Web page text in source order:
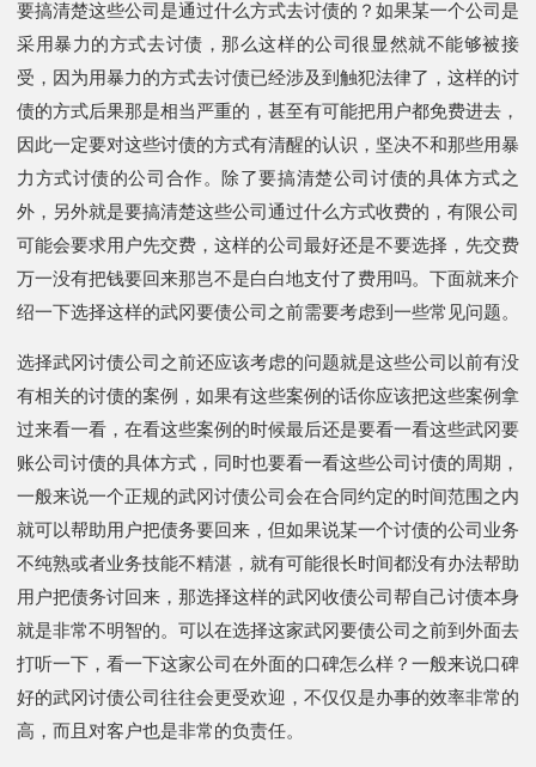
要搞清楚这些公司是通过什么方式去讨债的？如果某一个公司是
采用暴力的方式去讨债，那么这样的公司很显然就不能够被接
受，因为用暴力的方式去讨债已经涉及到触犯法律了，这样的讨
债的方式后果那是相当严重的，甚至有可能把用户都免费进去，
因此一定要对这些讨债的方式有清醒的认识，坚决不和那些用暴
力方式讨债的公司合作。除了要搞清楚公司讨债的具体方式之
外，另外就是要搞清楚这些公司通过什么方式收费的，有限公司
可能会要求用户先交费，这样的公司最好还是不要选择，先交费
万一没有把钱要回来那岂不是白白地支付了费用吗。下面就来介
绍一下选择这样的武冈要债公司之前需要考虑到一些常见问题。
选择武冈讨债公司之前还应该考虑的问题就是这些公司以前有没
有相关的讨债的案例，如果有这些案例的话你应该把这些案例拿
过来看一看，在看这些案例的时候最后还是要看一看这些武冈要
账公司讨债的具体方式，同时也要看一看这些公司讨债的周期，
一般来说一个正规的武冈讨债公司会在合同约定的时间范围之内
就可以帮助用户把债务要回来，但如果说某一个讨债的公司业务
不纯熟或者业务技能不精湛，就有可能很长时间都没有办法帮助
用户把债务讨回来，那选择这样的武冈收债公司帮自己讨债本身
就是非常不明智的。可以在选择这家武冈要债公司之前到外面去
打听一下，看一下这家公司在外面的口碑怎么样？一般来说口碑
好的武冈讨债公司往往会更受欢迎，不仅仅是办事的效率非常的
高，而且对客户也是非常的负责任。